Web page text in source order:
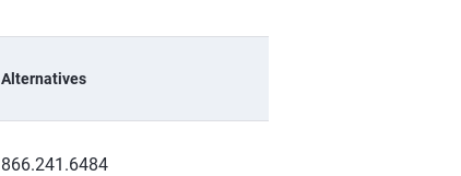
Alternatives
866.241.6484